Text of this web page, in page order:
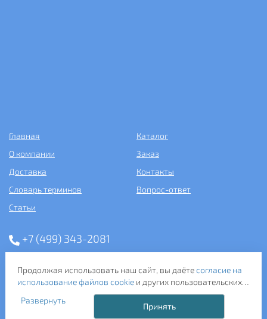
Главная
Каталог
О компании
Заказ
Доставка
Контакты
Словарь терминов
Вопрос-ответ
Статьи
+7 (499) 343-2081
ИНН: 7731286301
ОГРН: 1157746583092
121357, г. Москва, ул. Верейская, д. 29, стр. 35
Продолжая использовать наш сайт, вы даётесогласие на
использование файлов cookieи других пользовательских
данных (включая IP-адрес, сведения о местоположении,
устройстве, действиях на сайте и т. п.) для
Развернуть
Принять